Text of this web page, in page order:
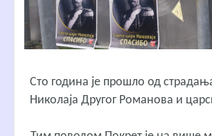
Сто година је прошло од
Николаја Другог Романова и